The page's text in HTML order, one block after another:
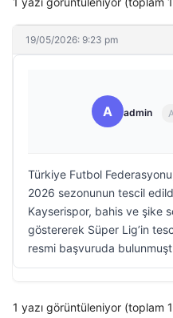
19/05/2026: 9:23 pm
A admin
Türkiye Futbol
2026 sezonunun tescil
Kayserispor, bahis ve şike
göstererek Süper Lig’in
resmi başvuruda
1 yazı görüntüleniyor (toplam